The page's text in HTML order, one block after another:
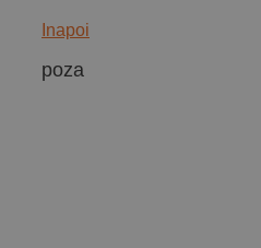
Programe
Inapoi
poza